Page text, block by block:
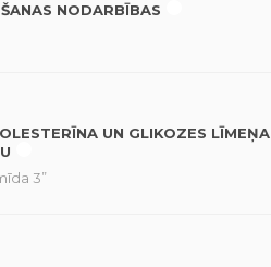
NODARBĪBAS
UN GLIKOZES
3”